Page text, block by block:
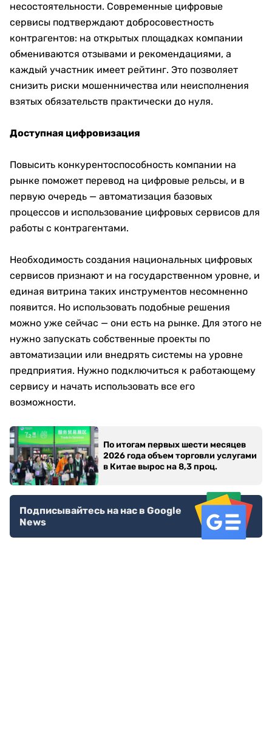
несостоятельности. Современные цифровые
сервисы подтверждают добросовестность
контрагентов: на открытых площадках компании
обмениваются отзывами и рекомендациями, а
каждый участник имеет рейтинг. Это позволяет
снизить риски мошенничества или неисполнения
взятых обязательств практически до нуля.
Доступная цифровизация
Повысить конкурентоспособность компании на
рынке поможет перевод на цифровые рельсы, и в
первую очередь — автоматизация базовых
процессов и использование цифровых сервисов для
работы с контрагентами.
Необходимость создания национальных цифровых
сервисов признают и на государственном уровне, и
единая витрина таких инструментов несомненно
появится. Но использовать подобные решения
можно уже сейчас — они есть на рынке. Для этого не
нужно запускать собственные проекты по
автоматизации или внедрять системы на уровне
предприятия. Нужно подключиться к работающему
сервису и начать использовать все его
возможности.
По итогам первых шести месяцев
2026 года объем торговли услугами
в Китае вырос на 8,3 проц.
Подписывайтесь на нас в Google
News